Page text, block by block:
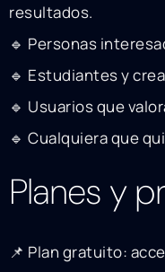
resultados.
🔹 Personas
🔹 Estudiantes y
🔹 Usuarios que
🔹 Cualquiera que
Planes y
📌 Plan gratuito: